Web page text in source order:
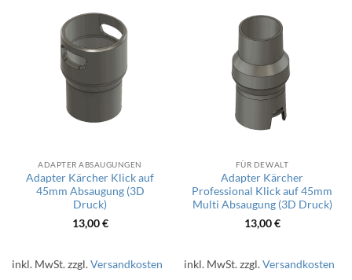
ADAPTER ABSAUGUNGEN
Adapter Kärcher Klick auf
45mm Absaugung (3D
Druck)
13,00€
inkl. MwSt.zzgl.Versandkosten
FÜR DEWALT
Adapter Kärcher
Professional Klick auf 45mm
Multi Absaugung (3D Druck)
13,00€
inkl. MwSt.zzgl.Versandkosten